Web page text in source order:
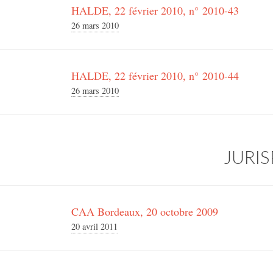
HALDE, 22 février 2010, n° 2010-43
26 mars 2010
HALDE, 22 février 2010, n° 2010-44
26 mars 2010
CAA Bordeaux, 20 octobre 2009
20 avril 2011